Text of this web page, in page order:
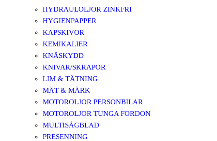
HYDRAULOLJOR ZINKFRI
HYGIENPAPPER
KAPSKIVOR
KEMIKALIER
KNÄSKYDD
KNIVAR/SKRAPOR
LIM & TÄTNING
MÄT & MÄRK
MOTOROLJOR PERSONBILAR
MOTOROLJOR TUNGA FORDON
MULTISÅGBLAD
PRESENNING